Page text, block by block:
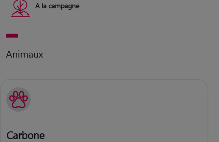
A la campagne
Animaux
Carbone